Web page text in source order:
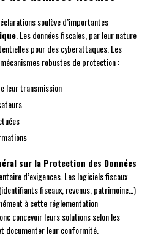
soulève d’importantes
. Les données fiscales, par leur nature
pour des cyberattaques. Les
robustes de protection :
leur transmission
sur la Protection des Données
d’exigences. Les logiciels fiscaux
fiscaux, revenus, patrimoine…)
à cette réglementation
concevoir leurs solutions selon les
documenter leur conformité.